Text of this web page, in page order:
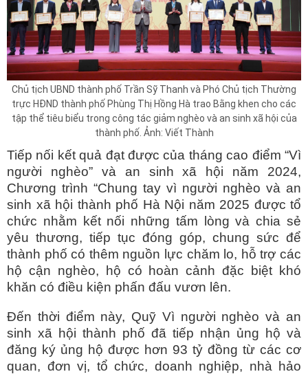
Chủ tịch UBND thành phố Trần Sỹ Thanh và Phó Chủ tịch Thường
trực HĐND thành phố Phùng Thị Hồng Hà trao Bằng khen cho các
tập thể tiêu biểu trong công tác giảm nghèo và an sinh xã hội của
thành phố. Ảnh: Viết Thành
Tiếp nối kết quả đạt được của tháng cao điểm “Vì
người nghèo” và an sinh xã hội năm 2024,
Chương trình “Chung tay vì người nghèo và an
sinh xã hội thành phố Hà Nội năm 2025 được tổ
chức nhằm kết nối những tấm lòng và chia sẻ
yêu thương, tiếp tục đóng góp, chung sức để
thành phố có thêm nguồn lực chăm lo, hỗ trợ các
hộ cận nghèo, hộ có hoàn cảnh đặc biệt khó
khăn có điều kiện phấn đấu vươn lên.
Đến thời điểm này, Quỹ Vì người nghèo và an
sinh xã hội thành phố đã tiếp nhận ủng hộ và
đăng ký ủng hộ được hơn 93 tỷ đồng từ các cơ
quan, đơn vị, tổ chức, doanh nghiệp, nhà hảo